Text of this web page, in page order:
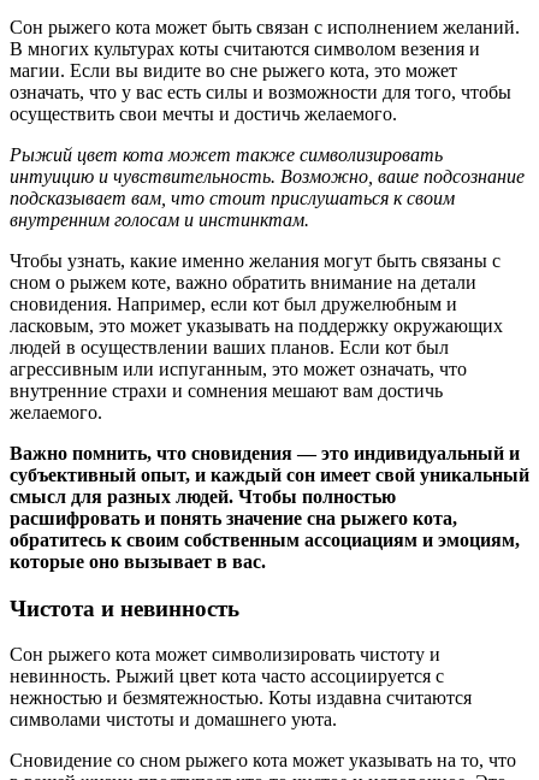
Сон рыжего кота может быть связан с исполнением желаний.
В многих культурах коты считаются символом везения и
магии. Если вы видите во сне рыжего кота, это может
означать, что у вас есть силы и возможности для того, чтобы
осуществить свои мечты и достичь желаемого.
Рыжий цвет кота может также символизировать
интуицию и чувствительность. Возможно, ваше подсознание
подсказывает вам, что стоит прислушаться к своим
внутренним голосам и инстинктам.
Чтобы узнать, какие именно желания могут быть связаны с
сном о рыжем коте, важно обратить внимание на детали
сновидения. Например, если кот был дружелюбным и
ласковым, это может указывать на поддержку окружающих
людей в осуществлении ваших планов. Если кот был
агрессивным или испуганным, это может означать, что
внутренние страхи и сомнения мешают вам достичь
желаемого.
Важно помнить, что сновидения — это индивидуальный и
субъективный опыт, и каждый сон имеет свой уникальный
смысл для разных людей. Чтобы полностью
расшифровать и понять значение сна рыжего кота,
обратитесь к своим собственным ассоциациям и эмоциям,
которые оно вызывает в вас.
Чистота и невинность
Сон рыжего кота может символизировать чистоту и
невинность. Рыжий цвет кота часто ассоциируется с
нежностью и безмятежностью. Коты издавна считаются
символами чистоты и домашнего уюта.
Сновидение со сном рыжего кота может указывать на то, что